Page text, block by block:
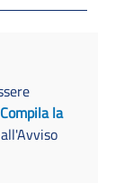
Compila la